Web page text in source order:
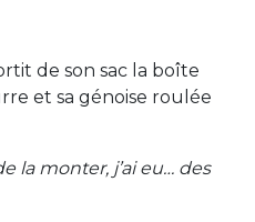
de son sac la boîte
et sa génoise roulée
la monter, j’ai eu… des